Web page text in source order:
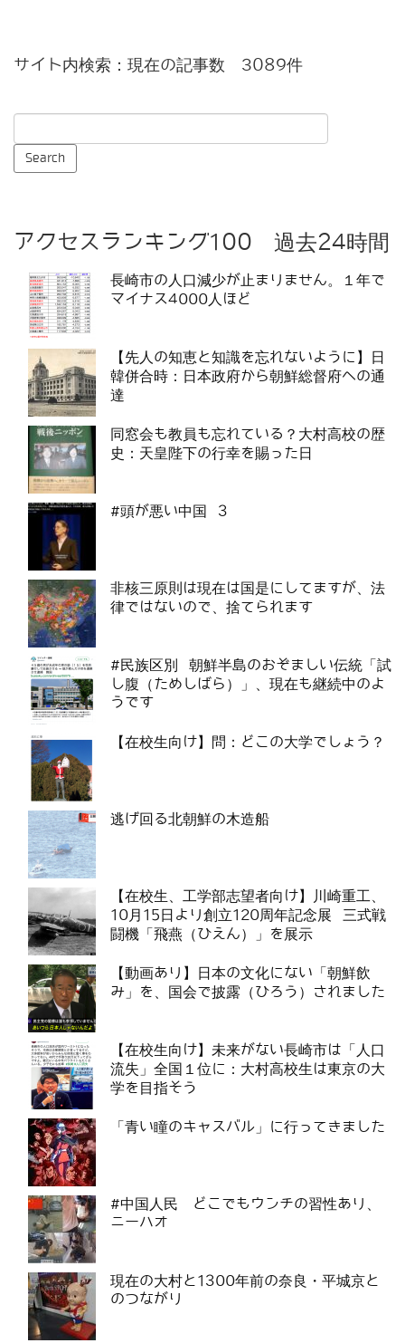
サイト内検索：現在の記事数 3089件
アクセスランキング100 過去24時間
長崎市の人口減少が止まりません。１年で
マイナス4000人ほど
【先人の知恵と知識を忘れないように】日
韓併合時：日本政府から朝鮮総督府への通
達
同窓会も教員も忘れている？大村高校の歴
史：天皇陛下の行幸を賜った日
#頭が悪い中国 3
非核三原則は現在は国是にしてますが、法
律ではないので、捨てられます
#民族区別 朝鮮半島のおぞましい伝統「試
し腹（ためしばら）」、現在も継続中のよ
うです
【在校生向け】問：どこの大学でしょう？
逃げ回る北朝鮮の木造船
【在校生、工学部志望者向け】川崎重工、
10月15日より創立120周年記念展 三式戦
闘機「飛燕（ひえん）」を展示
【動画あり】日本の文化にない「朝鮮飲
み」を、国会で披露（ひろう）されました
【在校生向け】未来がない長崎市は「人口
流失」全国１位に：大村高校生は東京の大
学を目指そう
「青い瞳のキャスバル」に行ってきました
#中国人民 どこでもウンチの習性あり、
ニーハオ
現在の大村と1300年前の奈良・平城京と
のつながり